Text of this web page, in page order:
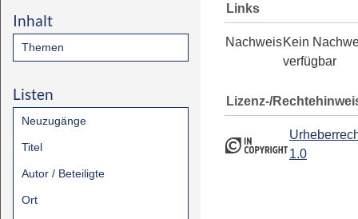
Inhalt
Themen
Listen
Neuzugänge
Titel
Autor / Beteiligte
Ort
Links
NachweisKein
verfügbar
Lizenz-/
1.0